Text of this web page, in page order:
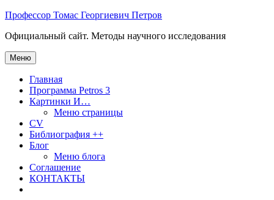
Перейти
содержимому
Профессор Томас Георгиевич Петров
Официальный сайт. Методы научного исследования
Меню
Главная
Программа Petros 3
Картинки И…
Меню страницы
CV
Библиография ++
Блог
Меню блога
Соглашение
КОНТАКТЫ